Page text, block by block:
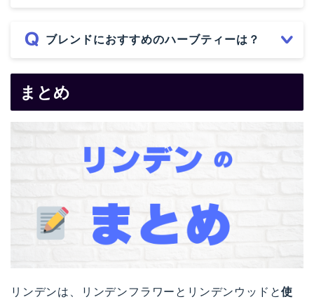
ブレンドにおすすめのハーブティーは？
まとめ
リンデンは、リンデンフラワーとリンデンウッドと使